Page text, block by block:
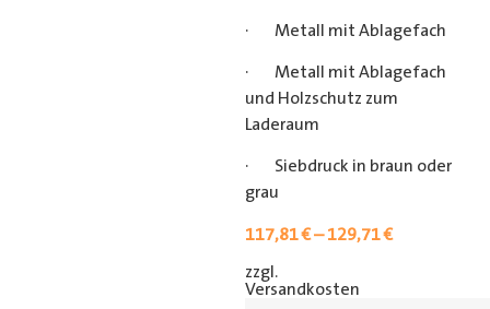
· Metall mit Ablagefach
· Metall mit Ablagefach
und Holzschutz zum
Laderaum
· Siebdruck in braun oder
grau
117,81€–129,71€
zzgl.
Versandkosten